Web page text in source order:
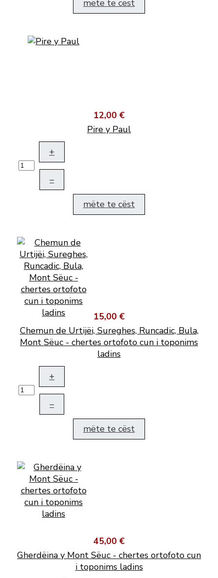
mëte te cëst
12,00 €
Pire y Paul
+
–
mëte te cëst
15,00 €
Chemun de Urtijëi, Sureghes, Runcadic, Bula,
Mont Sëuc - chertes ortofoto cun i toponims
ladins
+
–
mëte te cëst
45,00 €
Gherdëina y Mont Sëuc - chertes ortofoto cun
i toponims ladins